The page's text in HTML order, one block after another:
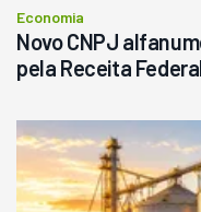
Economia
Novo CNPJ
pela Receita